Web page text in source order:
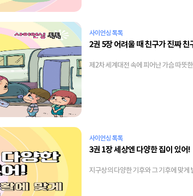
사이언싱 톡톡
2권 5장 어려울 때 친구가 진짜 친
제2차 세계대전 속에 피어난 가슴 따뜻
사이언싱 톡톡
3권 1장 세상엔 다양한 집이 있어!
지구상의 다양한 기후와 그 기후에 맞게